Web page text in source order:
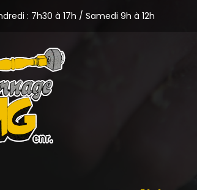
: 7h30 à 17h / Samedi 9h à 12h